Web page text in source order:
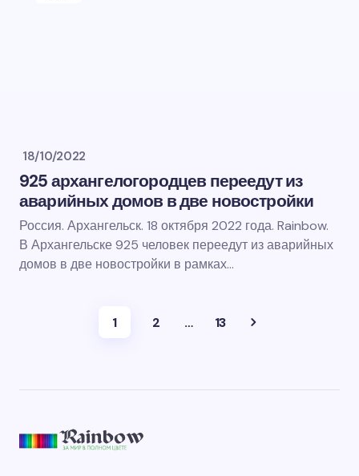
18/10/2022
925 архангелогородцев переедут из
аварийных домов в две новостройки
Россия. Архангельск. 18 октября 2022 года. Rainbow.
В Архангельске 925 человек переедут из аварийных
домов в две новостройки в рамках…
1 2 … 13